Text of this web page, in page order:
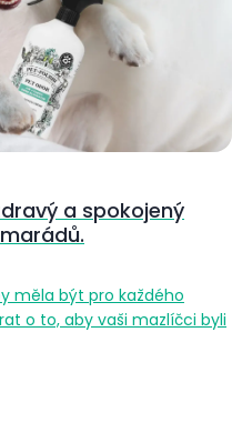
a spokojený
měla být pro každého
o to, aby vaši mazlíčci byli